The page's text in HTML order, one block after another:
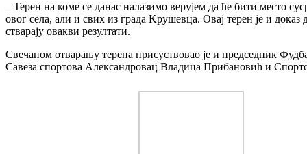
– Терен на коме се данас налазимо верујем да ће бити место
овог села, али и свих из града Kрушевца. Овај терен је и
стварају овакви резултати.
Свечаном отварању терена присуствовао је и председник
Савеза спортова Александровац Владица Прибановић и